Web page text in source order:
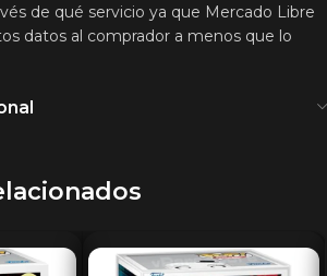
de qué servicio ya que Mercado Libre
datos al comprador a menos que lo